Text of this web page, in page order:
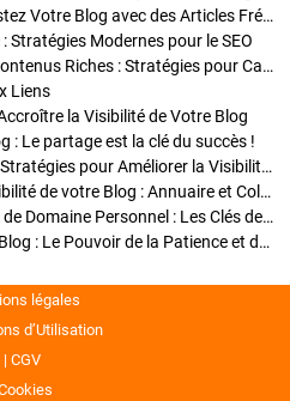
Stratégies de Publication : Boostez Votre Blog avec des Articles Fréquents et Exclusifs
Stratégies Modernes pour le SEO
Enrichir Vos Articles avec des Contenus Riches : Stratégies pour Captiver et Optimiser
Liens
la Visibilité de Votre Blog
: Le partage est la clé du succès !
Optimisation SEO des Articles : Stratégies pour Améliorer la Visibilité de Votre Blog
Stratégies pour améliorer la visibilité de votre Blog : Annuaire et Collaborations
Pourquoi Investir dans un Nom de Domaine Personnel : Les Clés de la Réussite de Votre Blog
Comment Faire Émerger Votre Blog : Le Pouvoir de la Patience et de la Persévérance
légales
d’Utilisation
CGV